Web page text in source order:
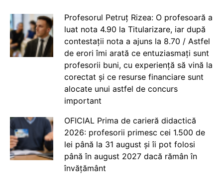
Profesorul Petruț Rizea: O profesoară a
luat nota 4.90 la Titularizare, iar după
contestații nota a ajuns la 8.70 / Astfel
de erori îmi arată ce entuziasmați sunt
profesorii buni, cu experiență să vină la
corectat și ce resurse financiare sunt
alocate unui astfel de concurs
important
OFICIAL Prima de carieră didactică
2026: profesorii primesc cei 1.500 de
lei până la 31 august și îi pot folosi
până în august 2027 dacă rămân în
învățământ